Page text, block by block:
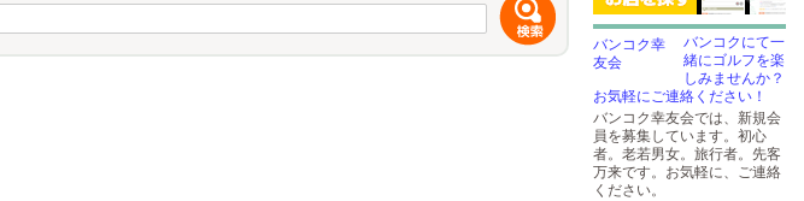
バンコクにて一
緒にゴルフを楽
しみませんか？
お気軽にご連絡ください！
バンコク幸友会では、新規会
員を募集しています。初心
者。老若男女。旅行者。先客
万来です。お気軽に、ご連絡
ください。